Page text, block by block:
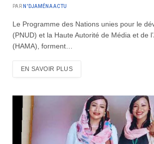
PAR N'DJAMÉNA ACTU
Le Programme des Nations unies pour le
(PNUD) et la Haute Autorité de Média et de
(HAMA), forment…
EN SAVOIR PLUS